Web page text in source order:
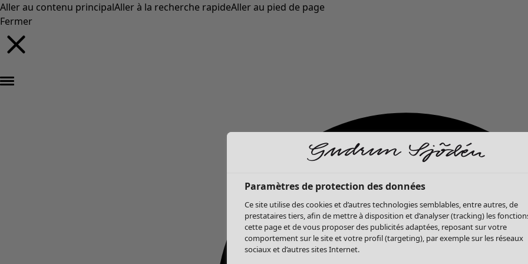
Aller au contenu principalAller à la recherche rapideAller au pied de page
Fermer
Paramètres de protection des données
Ce site utilise des cookies et d’autres technologies semblables, entre autres, de
prestataires tiers, afin de mettre à disposition et d’analyser (tracking) les
cette page et de vous proposer des publicités adaptées, reposant sur votre
comportement sur le site et votre profil (targeting), par exemple sur les réseaux
sociaux et d’autres sites Internet.